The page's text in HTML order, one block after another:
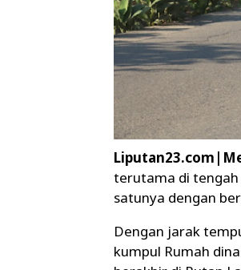
terutama di tengah
satunya dengan
Dengan jarak
kumpul Rumah